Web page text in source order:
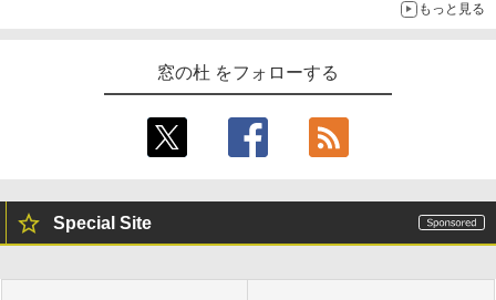
もっと見る
窓の杜 をフォローする
Special Site